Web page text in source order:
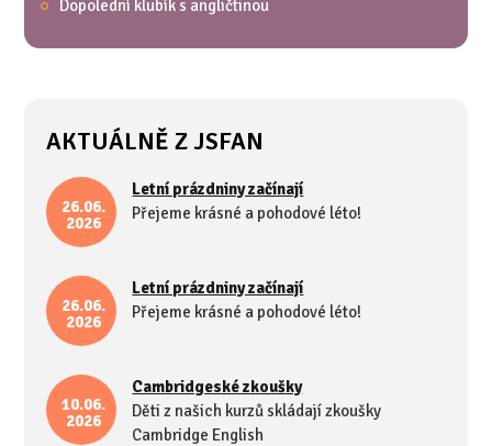
Dopolední klubík s angličtinou
AKTUÁLNĚ Z JSFAN
26.06.
2026
Letní prázdniny začínají
Přejeme krásné a pohodové léto!
26.06.
2026
Letní prázdniny začínají
Přejeme krásné a pohodové léto!
10.06.
2026
Cambridgeské zkoušky
Děti z našich kurzů skládají zkoušky
Cambridge English